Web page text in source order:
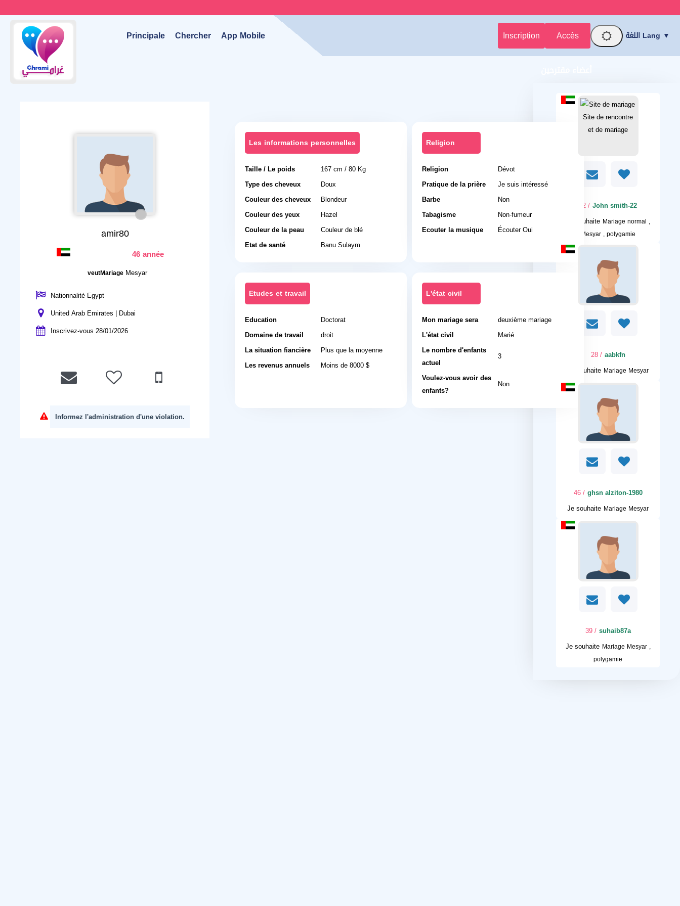
Principale Chercher App Mobile Inscription Accès اللغة Lang ▼
amir80
46 année
veutMariage Mesyar
Nationnalité Egypt
United Arab Emirates | Dubai
Inscrivez-vous 28/01/2026
Informez l'administration d'une violation.
Les informations personnelles
Taille / Le poids
167 cm / 80 Kg
Type des cheveux
Doux
Couleur des cheveux
Blondeur
Couleur des yeux
Hazel
Couleur de la peau
Couleur de blé
Etat de santé
Banu Sulaym
Religion
Religion
Dévot
Pratique de la prière
Je suis intéressé
Barbe
Non
Tabagisme
Non-fumeur
Ecouter la musique
Écouter Oui
Etudes et travail
Education
Doctorat
Domaine de travail
droit
La situation fiancière
Plus que la moyenne
Les revenus annuels
Moins de 8000 $
L'état civil
Mon mariage sera
deuxième mariage
L'état civil
Marié
Le nombre d'enfants
actuel
3
Voulez-vous avoir des
enfants?
Non
John smith-22
/ 22
Je souhaite Mariage normal ,
Mesyar , polygamie
aabkfn
/ 28
Je souhaite Mariage Mesyar
ghsn alziton-1980
/ 46
Je souhaite Mariage Mesyar
suhaib87a
/ 39
Je souhaite Mariage Mesyar ,
polygamie